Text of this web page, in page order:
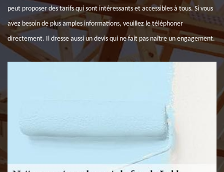
peut proposer des tarifs qui sont intéressants et accessibles à tous. Si vous
avez besoin de plus amples informations, veuillez le téléphoner
directement. Il dresse aussi un devis qui ne fait pas naître un engagement.